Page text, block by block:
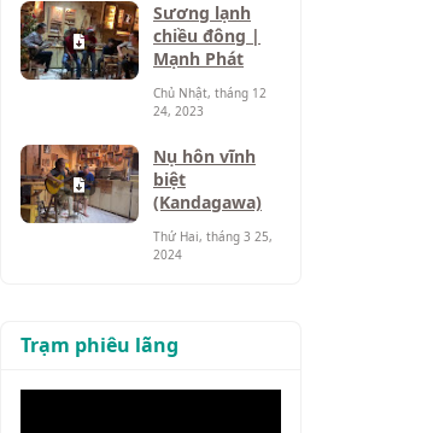
Sương lạnh
chiều đông |
Mạnh Phát
Chủ Nhật, tháng 12
24, 2023
Nụ hôn vĩnh
biệt
(Kandagawa)
Thứ Hai, tháng 3 25,
2024
Trạm phiêu lãng